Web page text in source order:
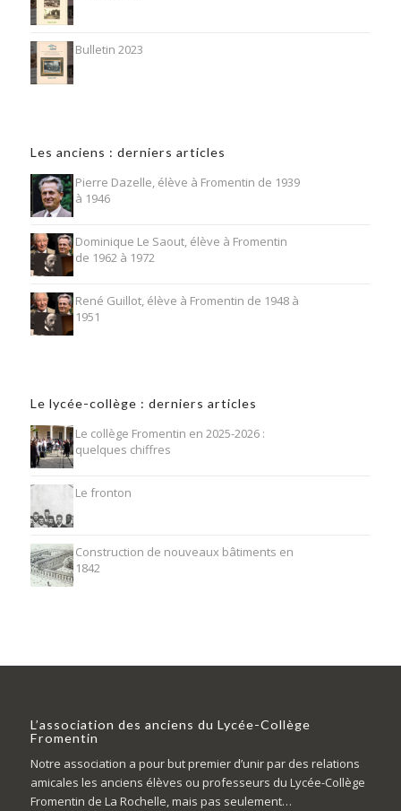
Bulletin 2023
Les anciens : derniers articles
Pierre Dazelle, élève à Fromentin de 1939
à 1946
Dominique Le Saout, élève à Fromentin
de 1962 à 1972
René Guillot, élève à Fromentin de 1948 à
1951
Le lycée-collège : derniers articles
Le collège Fromentin en 2025-2026 :
quelques chiffres
Le fronton
Construction de nouveaux bâtiments en
1842
L’association des anciens du Lycée-Collège
Fromentin
Notre association a pour but premier d’unir par des relations
amicales les anciens élèves ou professeurs du Lycée-Collège
Fromentin de La Rochelle, mais pas seulement…